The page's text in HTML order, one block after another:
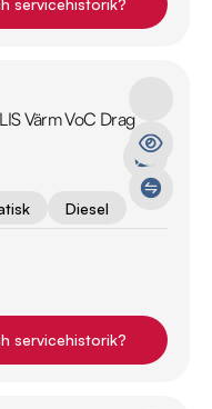
servicehistorik?
Värm VoC Drag
Diesel
servicehistorik?